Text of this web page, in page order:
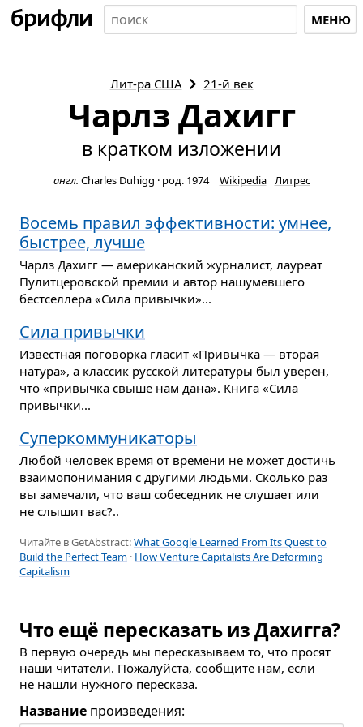
МЕНЮ
Лит-раСША 21-й век
Чарлз Дахигг
в кратком изложении
англ. Charles Duhigg · род. 1974 Wikipedia Литрес
Восемь правил эффективности: умнее,
быстрее, лучше
Чарлз Дахигг — американский журналист, лауреат
Пулитцеровской премии и автор нашумевшего
бестселлера «Сила привычки»...
Сила привычки
Известная поговорка гласит «Привычка — вторая
натура», а классик русской литературы был уверен,
что «привычка свыше нам дана». Книга «Сила
привычки...
Суперкоммуникаторы
Любой человек время от времени не может достичь
взаимопонимания с другими людьми. Сколько раз
вы замечали, что ваш собеседник не слушает или
не слышит вас?..
Читайте в GetAbstract:What Google Learned From Its Quest to
Build the Perfect Team · How Venture Capitalists Are Deforming
Capitalism
Что ещё пересказать из Дахигга?
В первую очередь мы пересказываем то, что просят
наши читатели. Пожалуйста, сообщите нам, если
не нашли нужного пересказа.
Название произведения: